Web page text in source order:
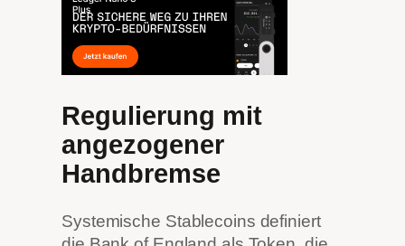
Regulierung mit
angezogener
Handbremse
Systemische Stablecoins definiert